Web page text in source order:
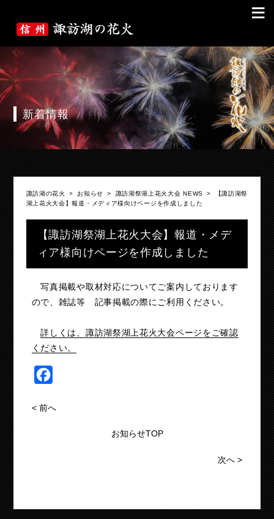
≡
新着情報
諏訪湖の花火 > お知らせ > 諏訪湖祭湖上花火大会 NEWS >
【諏訪湖祭
湖上花火大会】報道・メディア様向けページを作成しました
【諏訪湖祭湖上花火大会】報道・メデ
ィア様向けページを作成しました
写真掲載や取材対応についてご案内しております
ので、雑誌等 記事掲載の際にご利用ください。
詳しくは、諏訪湖祭湖上花火大会ページをご確認
ください。
<前へ
お知らせTOP
次へ>